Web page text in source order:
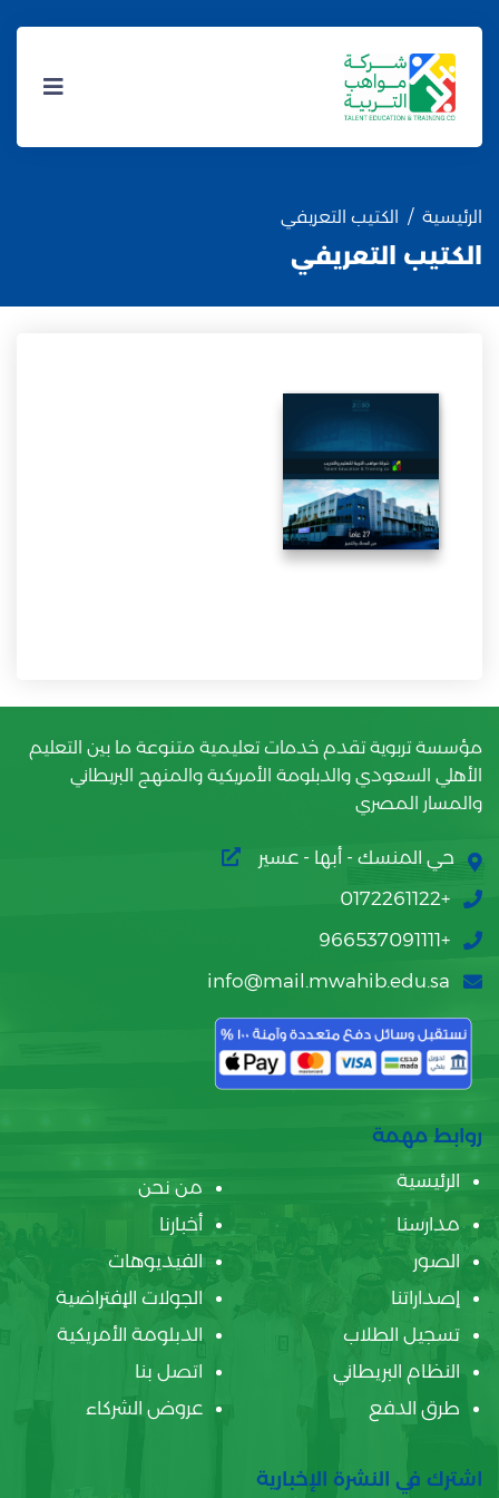
الرئيسية الكتيب التعريفي
الكتيب التعريفي
مؤسسة تربوية تقدم خدمات تعليمية متنوعة ما بين التعليم
الأهلي السعودي والدبلومة الأمريكية والمنهج البريطاني
والمسار المصري
حي المنسك - أبها - عسير
+0172261122
+966537091111
info@mail.mwahib.edu.sa
روابط مهمة
الرئيسية
من نحن
مدارسنا
أخبارنا
الصور
الفيديوهات
إصداراتنا
الجولات الإفتراضية
تسجيل الطلاب
الدبلومة الأمريكية
النظام البريطاني
اتصل بنا
طرق الدفع
عروض الشركاء
اشترك في النشرة الإخبارية